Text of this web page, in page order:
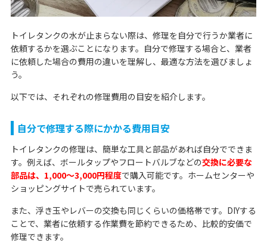
トイレタンクの水が止まらない際は、修理を自分で行うか業者に
依頼するかを選ぶことになります。自分で修理する場合と、業者
に依頼した場合の費用の違いを理解し、最適な方法を選びましょ
う。
以下では、それぞれの修理費用の目安を紹介します。
自分で修理する際にかかる費用目安
トイレタンクの修理は、簡単な工具と部品があれば自分でできま
す。例えば、ボールタップやフロートバルブなどの交換に必要な
部品は、1,000〜3,000円程度で購入可能です。ホームセンターや
ショッピングサイトで売られています。
また、浮き玉やレバーの交換も同じくらいの価格帯です。DIYする
ことで、業者に依頼する作業費を節約できるため、比較的安価で
修理できます。